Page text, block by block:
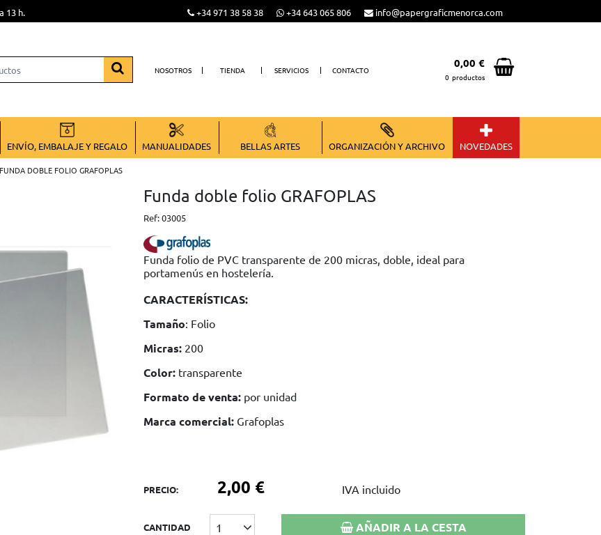
13 h. +34 971 38 58 38 +34 643 065 806 info@papergraficmenorca.com
NOSOTROS TIENDA SERVICIOS CONTACTO
0,00 €
0 productos
VER CESTA
ENVÍO, EMBALAJE Y REGALO MANUALIDADES BELLAS ARTES ORGANIZACIÓN Y ARCHIVO NOVEDADES
DOBLE FOLIO GRAFOPLAS
Funda doble folio GRAFOPLAS
Ref:03005
Funda folio de PVC transparente de 200 micras, doble, ideal para
portamenús en hostelería.
CARACTERÍSTICAS:
Tamaño: Folio
Micras: 200
Color: transparente
Formato de venta: por unidad
Marca comercial: Grafoplas
PRECIO: 2,00 € IVA incluido
CANTIDAD 1 AÑADIR A LA CESTA